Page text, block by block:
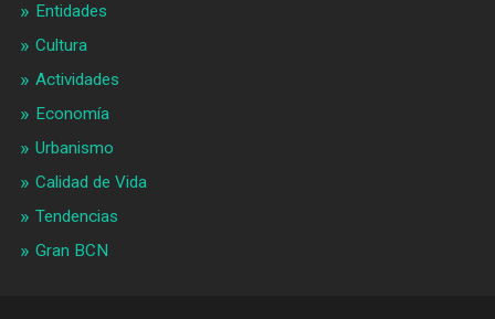
Entidades
Cultura
Actividades
Economía
Urbanismo
Calidad de Vida
Tendencias
Gran BCN